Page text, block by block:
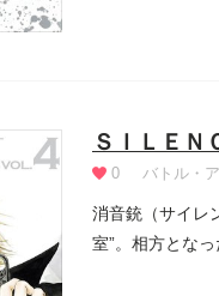
ＳＩＬＥＮ
0 バトル・
消音銃（サイレ
室”。相方とな